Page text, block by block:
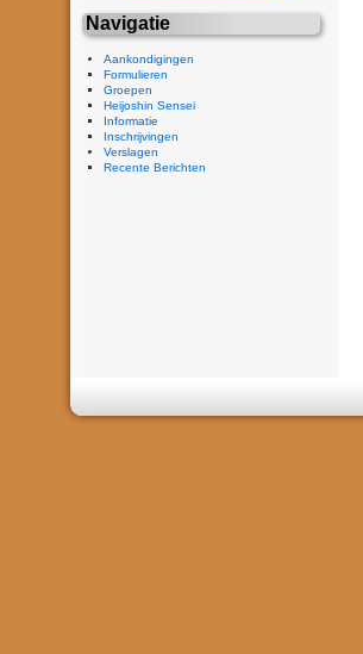
Navigatie
Aankondigingen
Formulieren
Groepen
Heijoshin Sensei
Informatie
Inschrijvingen
Verslagen
Recente Berichten